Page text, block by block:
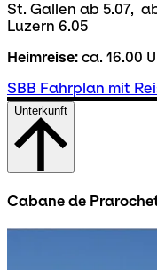
St. Gallen ab 5.07,
Luzern 6.05
Heimreise: ca. 16.00
SBB Fahrplan mit
Unterkunft
Cabane de